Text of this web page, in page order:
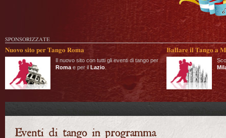
SPONSORIZZATE
Nuovo sito per Tango Roma
Il nuovo sito con tutti gli eventi di tango per
Roma e per il Lazio
Ballare il Tango a